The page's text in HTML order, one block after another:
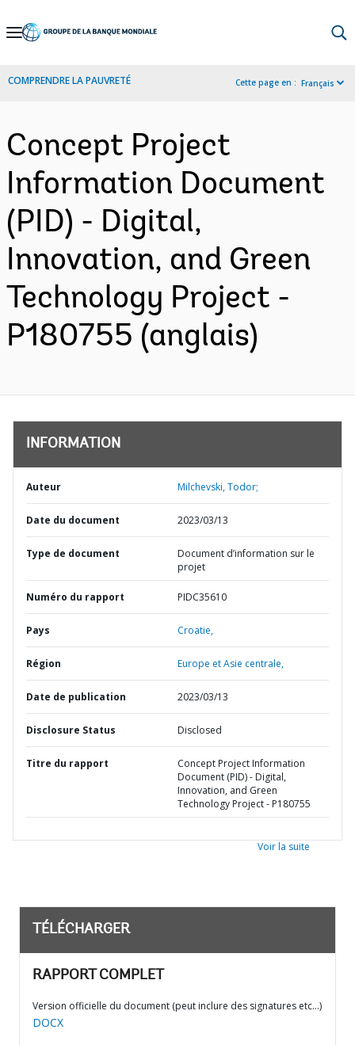
Skip
Navigation
COMPRENDRE LA PAUVRETÉ Cette page en : Français
Concept Project
Information Document
(PID) - Digital,
Innovation, and Green
Technology Project -
P180755 (anglais)
INFORMATION
Auteur Milchevski, Todor;
Date du document 2023/03/13
Type de document
Document d’information sur le
projet
Numéro du rapport PIDC35610
Pays Croatie,
Région Europe et Asie centrale,
Date de publication 2023/03/13
Disclosure Status Disclosed
Titre du rapport
Concept Project Information
Document (PID) - Digital,
Innovation, and Green
Technology Project - P180755
Voir la suite
TÉLÉCHARGER
RAPPORT COMPLET
Version officielle du document (peut inclure des signatures etc…)
DOCX